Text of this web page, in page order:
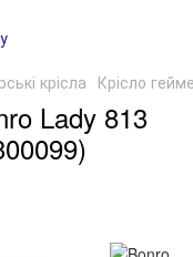
крісла Крісло
Lady 813